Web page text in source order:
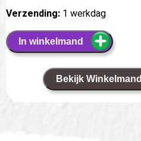
Verzending: 1 werkdag
In winkelmand
Bekijk Winkelmand